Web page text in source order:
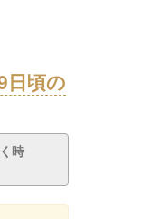
日頃の
時